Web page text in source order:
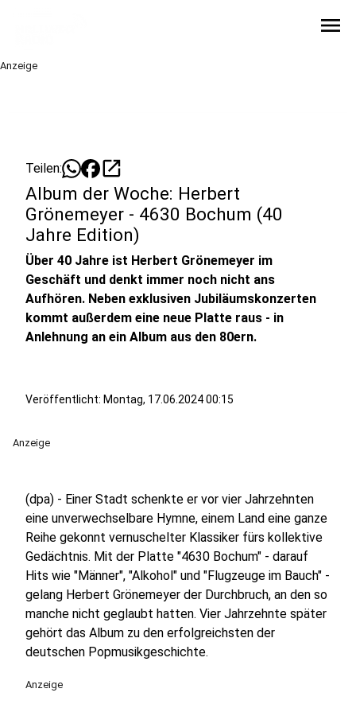
menu
Anzeige
Teilen: open_in_new
Album der Woche: Herbert
Grönemeyer - 4630 Bochum (40
Jahre Edition)
Über 40 Jahre ist Herbert Grönemeyer im
Geschäft und denkt immer noch nicht ans
Aufhören. Neben exklusiven Jubiläumskonzerten
kommt außerdem eine neue Platte raus - in
Anlehnung an ein Album aus den 80ern.
Veröffentlicht: Montag, 17.06.2024 00:15
Anzeige
(dpa) - Einer Stadt schenkte er vor vier Jahrzehnten
eine unverwechselbare Hymne, einem Land eine ganze
Reihe gekonnt vernuschelter Klassiker fürs kollektive
Gedächtnis. Mit der Platte "4630 Bochum" - darauf
Hits wie "Männer", "Alkohol" und "Flugzeuge im Bauch" -
gelang Herbert Grönemeyer der Durchbruch, an den so
manche nicht geglaubt hatten. Vier Jahrzehnte später
gehört das Album zu den erfolgreichsten der
deutschen Popmusikgeschichte.
Anzeige